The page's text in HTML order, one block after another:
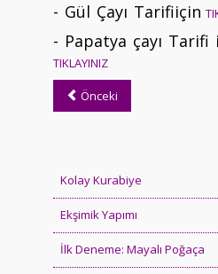
- Gül Çayı Tarifiiçin
- Papatya çayı Tarifi
TIKLAYINIZ
Önceki
Kolay Kurabiye
Ekşimik Yapımı
İlk Deneme: Mayalı Poğaça